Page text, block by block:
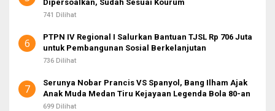
Dipersoalkan, Sudah Sesuai Kourum
741 Dilihat
6
PTPN IV Regional I Salurkan Bantuan TJSL Rp 706 Juta
untuk Pembangunan Sosial Berkelanjutan
736 Dilihat
7
Serunya Nobar Prancis VS Spanyol, Bang Ilham Ajak
Anak Muda Medan Tiru Kejayaan Legenda Bola 80-an
699 Dilihat